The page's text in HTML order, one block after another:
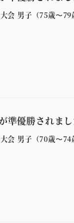
男子（75歳〜
優勝されまし
会 男子（70歳〜